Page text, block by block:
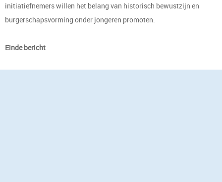
initiatiefnemers willen het belang van historisch bewustzijn en
burgerschapsvorming onder jongeren promoten.
Einde bericht